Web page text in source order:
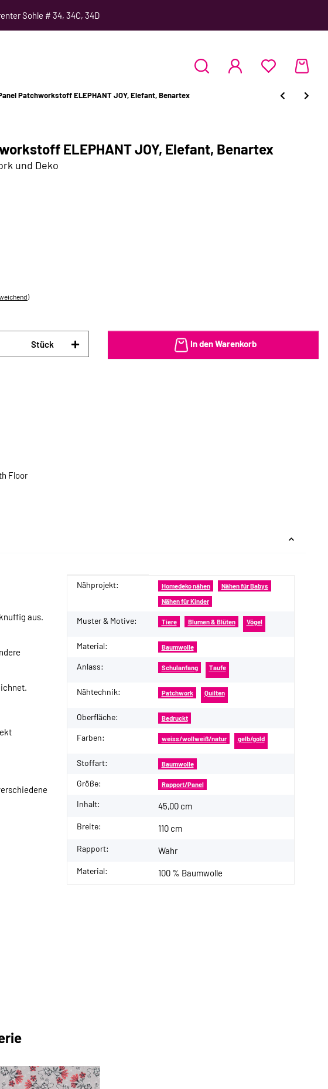
Sohle # 34, 34C, 34D
Patchworkstoff ELEPHANT JOY, Elefant, Benartex
ELEPHANT JOY, Elefant, Benartex
und Deko
Stück In den Warenkorb
Floor
aus.
Produkteigenschaft
Wert
Nähprojekt: Homedeko nähen Nähen für Babys
Nähen für Kinder
Muster & Motive: Tiere Blumen & Blüten Vögel
Material: Baumwolle
Anlass: Schulanfang Taufe
Nähtechnik: Patchwork Quilten
Oberfläche: Bedruckt
Farben: weiss/wollweiß/natur gelb/gold
Stoffart: Baumwolle
Größe: Rapport/Panel
Inhalt: 45,00 cm
Breite: 110 cm
Rapport: Wahr
Material: 100 % Baumwolle